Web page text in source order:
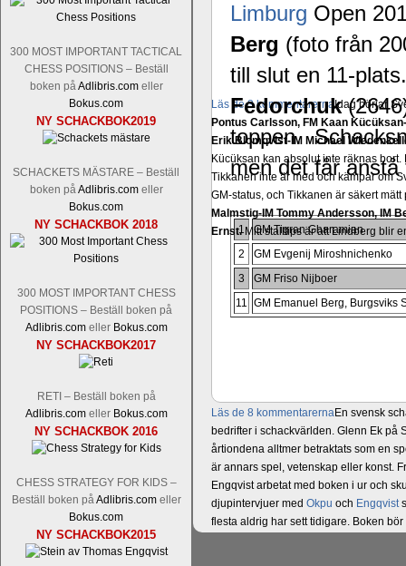
300 MOST IMPORTANT TACTICAL
CHESS POSITIONS – Beställ
boken på Adlibris.comeller
Bokus.com
NY SCHACKBOK2019
SCHACKETS MÄSTARE – Beställ
boken på Adlibris.comeller
Bokus.com
NY SCHACKBOK 2018
300 MOST IMPORTANT CHESS
POSITIONS – Beställ boken på
Adlibris.comeller Bokus.com
NY SCHACKBOK2017
RETI – Beställ boken på
Adlibris.comeller Bokus.com
NY SCHACKBOK 2016
CHESS STRATEGY FOR KIDS –
Beställ boken på Adlibris.comeller
Bokus.com
NY SCHACKBOK2015
Läs de 3 kommentarerna Idag börjar
Pontus Carlsson, FM Kaan
Erik Blomqvist-IM Michael
Kücüksan kan absolut inte räknas
Tikkanen inte är med och kämpar om
GM-status, och Tikkanen är säkert
Malmstig-IM Tommy Andersson, IM
Ernst.Mitt stalltips är att Lindberg blir
Läs de 8 kommentarernaEn svensk
bedrifter i schackvärlden. Glenn Ek på
årtiondena alltmer betraktats som en
är annars spel, vetenskap eller konst.
Engqvist arbetat med boken i ur och
djupintervjuer med Okpu och Engqvist
flesta aldrig har sett tidigare. Boken
Limburg Open
Berg (foto från
till slut en 11-
Fedorchuk
toppen.
men det får
1
GM Tigran Gharamian
2
GM Evgenij Miroshnichenko
3
GM Friso Nijboer
11 GM Emanuel Berg, Burgsviks